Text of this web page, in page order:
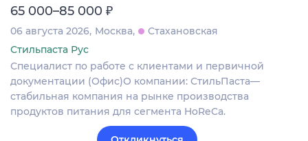
65 000–85 000 ₽
06 августа 2026 Москва
Стахановская
Стильпаста Рус
Специалист по работе с клиентами и первичной
документации (Офис)О компании: СтильПаста—
стабильная компания на рынке производства
продуктов питания для сегмента HoReCa.